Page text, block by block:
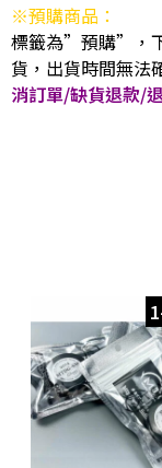
※預購商品：
標籤為”預購”，
貨，出貨時間無法
消訂單/缺貨退款/